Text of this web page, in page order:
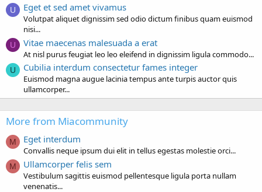
U Eget et sed amet vivamus
Volutpat aliquet dignissim sed odio dictum finibus quam euismod
nisi...
U Vitae maecenas malesuada a erat
At nisl purus feugiat leo leo eleifend in dignissim ligula commodo...
U Cubilia interdum consectetur fames integer
Euismod magna augue lacinia tempus ante turpis auctor quis
ullamcorper...
More from Miacommunity
M Eget interdum
Convallis neque ipsum dui elit in tellus egestas molestie orci...
M Ullamcorper felis sem
Vestibulum sagittis euismod pellentesque ligula porta nullam
venenatis...